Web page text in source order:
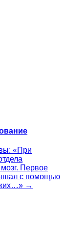
«При
Первое
с помощью
→